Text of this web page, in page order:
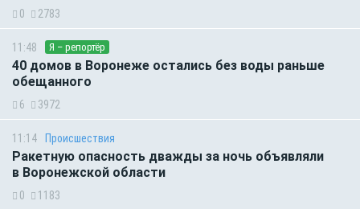
0 2783
11:48 Я – репортёр
40 домов в Воронеже остались без воды раньше
обещанного
6 3972
11:14 Происшествия
Ракетную опасность дважды за ночь объявляли
в Воронежской области
0 1183